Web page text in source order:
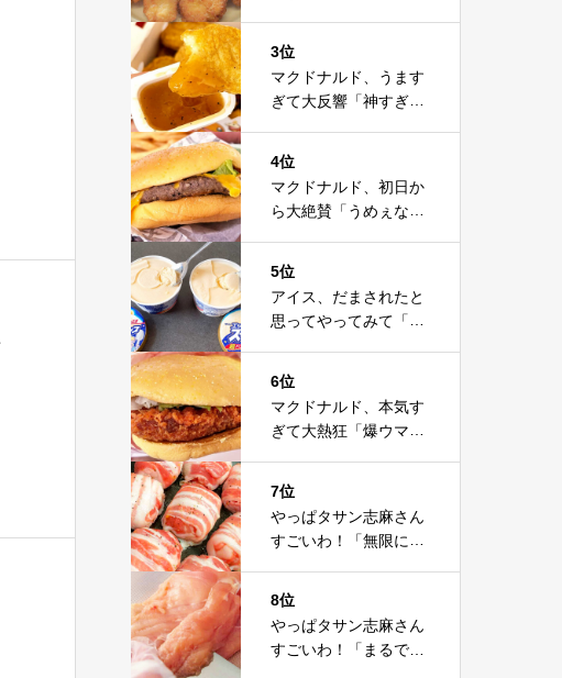
3位
マクドナルド、うます
ぎて大反響「神すぎ
4位
マクドナルド、初日か
ら大絶賛「うめぇな」
ース美味」
5位
アイス、だまされたと
思ってやってみて「た
これは神だわ
6位
マクドナルド、本気す
ぎて大熱狂「爆ウマ」
る」
7位
やっぱタサン志麻さん
すごいわ！「無限にい
8位
やっぱタサン志麻さん
すごいわ！「まるで高